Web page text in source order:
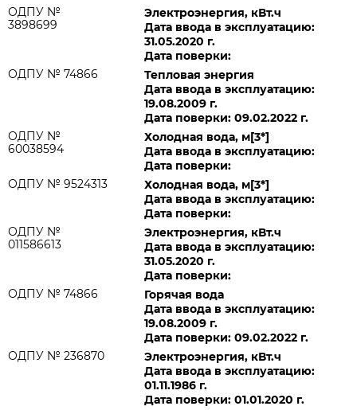
ОДПУ №
3898699
Электроэнергия, кВт.ч
Дата ввода в эксплуатацию:
31.05.2020 г.
Дата поверки:
ОДПУ № 74866
Тепловая энергия
Дата ввода в эксплуатацию:
19.08.2009 г.
Дата поверки: 09.02.2022 г.
ОДПУ №
60038594
Холодная вода, м[3*]
Дата ввода в эксплуатацию:
Дата поверки:
ОДПУ № 9524313
Холодная вода, м[3*]
Дата ввода в эксплуатацию:
Дата поверки:
ОДПУ №
011586613
Электроэнергия, кВт.ч
Дата ввода в эксплуатацию:
31.05.2020 г.
Дата поверки:
ОДПУ № 74866
Горячая вода
Дата ввода в эксплуатацию:
19.08.2009 г.
Дата поверки: 09.02.2022 г.
ОДПУ № 236870
Электроэнергия, кВт.ч
Дата ввода в эксплуатацию:
01.11.1986 г.
Дата поверки: 01.01.2020 г.